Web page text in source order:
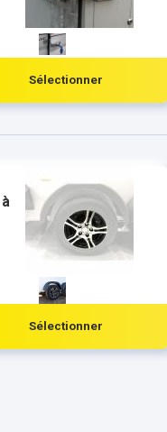
Sélectionner
Sélectionner